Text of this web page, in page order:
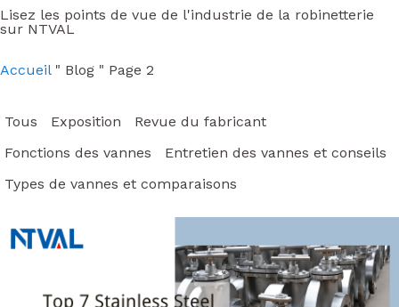
Lisez les points de vue de l'industrie de la robinetterie
sur NTVAL
Accueil" Blog " Page 2
Tous Exposition
Revue du fabricant
Fonctions des vannes
Entretien des vannes et conseils
Types de vannes et comparaisons